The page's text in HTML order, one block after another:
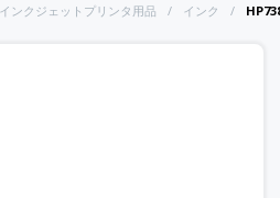
インクジェットプリンタ用品 インク